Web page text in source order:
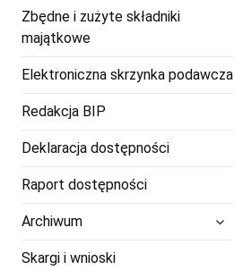
Zbędne i zużyte składniki
majątkowe
Elektroniczna skrzynka podawcza
Redakcja BIP
Deklaracja dostępności
Raport dostępności
Archiwum
Skargi i wnioski